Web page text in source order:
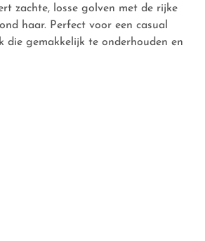
zachte, losse golven met de rijke
haar. Perfect voor een casual
die gemakkelijk te onderhouden en